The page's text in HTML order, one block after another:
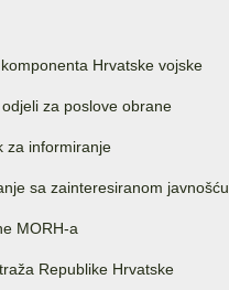
Hrvatske vojske
za poslove obrane
za informiranje
sa zainteresiranom javnošću
MORH-a
Republike Hrvatske